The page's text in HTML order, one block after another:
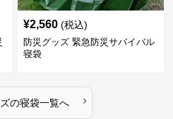
¥2,560 (税込)
防災グッズ 緊急防災サバイバル
寝袋
の寝袋一覧へ ›